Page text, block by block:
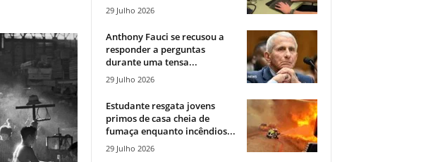
29 Julho 2026
Anthony Fauci se recusou a
responder a perguntas
durante uma tensa...
29 Julho 2026
Estudante resgata jovens
primos de casa cheia de
fumaça enquanto incêndios...
29 Julho 2026